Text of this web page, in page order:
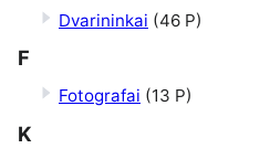
Dvarininkai (46 P)
F
Fotografai (13 P)
K